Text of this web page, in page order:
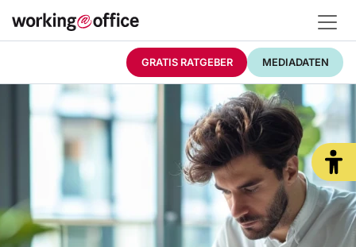
GRATIS RATGEBER MEDIADATEN